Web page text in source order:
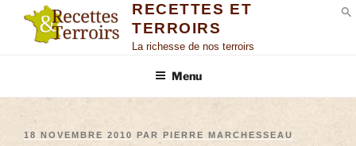
RECETTES ET
TERROIRS
La richesse de nos terroirs
Menu
18 NOVEMBRE 2010 PAR PIERRE MARCHESSEAU